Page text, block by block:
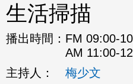
生活掃描
播出時間： FM 09:00-
AM 11:00-
主持人：
梅少文